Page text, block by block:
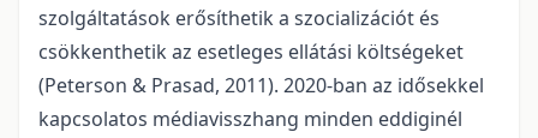
szolgáltatások erősíthetik a szocializációt és
csökkenthetik az esetleges ellátási költségeket
(Peterson & Prasad, 2011). 2020-ban az idősekkel
kapcsolatos médiavisszhang minden eddiginél